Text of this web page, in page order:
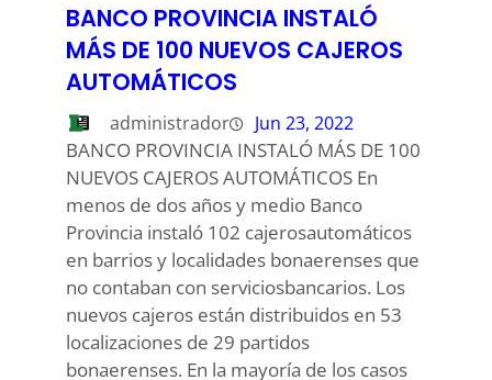
BANCO PROVINCIA INSTALÓ
MÁS DE 100 NUEVOS CAJEROS
AUTOMÁTICOS
administrador Jun 23, 2022
BANCO PROVINCIA INSTALÓ MÁS DE 100
NUEVOS CAJEROS AUTOMÁTICOS En
menos de dos años y medio Banco
Provincia instaló 102 cajerosautomáticos
en barrios y localidades bonaerenses que
no contaban con serviciosbancarios. Los
nuevos cajeros están distribuidos en 53
localizaciones de 29 partidos
bonaerenses. En la mayoría de los casos